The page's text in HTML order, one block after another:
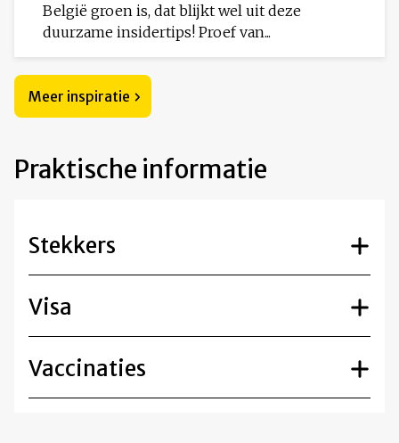
België groen is, dat blijkt wel uit deze
duurzame insidertips! Proef van...
Meer inspiratie
Praktische informatie
Stekkers
Visa
Vaccinaties